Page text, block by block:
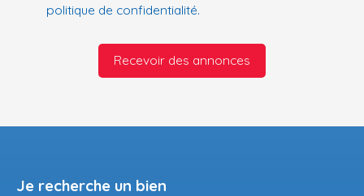
politique de confidentialité.
Recevoir des annonces
Je recherche un bien